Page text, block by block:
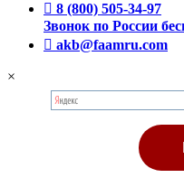
8 (800) 505-34-97
Звонок по России
akb@faamru.com
×